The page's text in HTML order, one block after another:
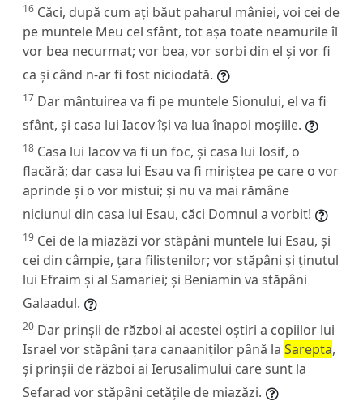
16 Căci, după cum ați băut paharul mâniei, voi cei de
pe muntele Meu cel sfânt, tot așa toate neamurile îl
vor bea necurmat; vor bea, vor sorbi din el și vor fi
ca și când n-ar fi fost niciodată.
17 Dar mântuirea va fi pe muntele Sionului, el va fi
sfânt, și casa lui Iacov își va lua înapoi moșiile.
18 Casa lui Iacov va fi un foc, și casa lui Iosif, o
flacără; dar casa lui Esau va fi miriștea pe care o vor
aprinde și o vor mistui; și nu va mai rămâne
niciunul din casa lui Esau, căci Domnul a vorbit!
19 Cei de la miazăzi vor stăpâni muntele lui Esau, și
cei din câmpie, țara filistenilor; vor stăpâni și ținutul
lui Efraim și al Samariei; și Beniamin va stăpâni
Galaadul.
20 Dar prinșii de război ai acestei oștiri a copiilor lui
Israel vor stăpâni țara canaaniților până la Sarepta,
și prinșii de război ai Ierusalimului care sunt la
Sefarad vor stăpâni cetățile de miazăzi.